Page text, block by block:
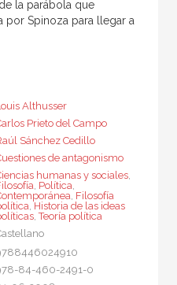
la parábola que
por Spinoza para llegar a
Althusser
Prieto del Campo
Sánchez Cedillo
de antagonismo
humanas y sociales,
Política
Filosofía
Historia de las ideas
,Teoría política
84-460-2491-0